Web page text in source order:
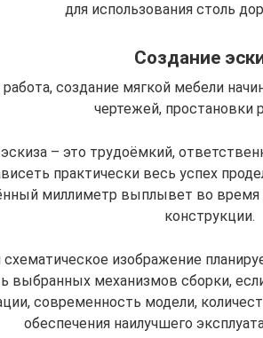
для использования столь
Создание
создание мягкой мебели
чертежей, простановки
– это трудоёмкий,
практически весь успех
миллиметр выплывет во время
конструкции.
схематическое изображение
выбранных механизмов сборки,
современность модели,
обеспечения наилучшего